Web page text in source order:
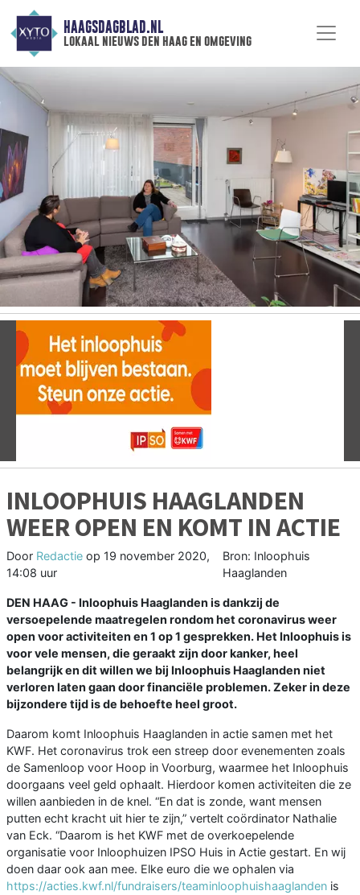
HAAGSDAGBLAD.NL
lokaal nieuws den haag en omgeving
Vorige
INLOOPHUIS HAAGLANDEN
WEER OPEN EN KOMT IN ACTIE
Door Redactie op 19 november 2020,
14:08 uur
Bron: Inloophuis
Haaglanden
DEN HAAG - Inloophuis Haaglanden is dankzij de
versoepelende maatregelen rondom het coronavirus weer
open voor activiteiten en 1 op 1 gesprekken. Het Inloophuis is
voor vele mensen, die geraakt zijn door kanker, heel
belangrijk en dit willen we bij Inloophuis Haaglanden niet
verloren laten gaan door financiële problemen. Zeker in deze
bijzondere tijd is de behoefte heel groot.
Daarom komt Inloophuis Haaglanden in actie samen met het
KWF. Het coronavirus trok een streep door evenementen zoals
de Samenloop voor Hoop in Voorburg, waarmee het Inloophuis
doorgaans veel geld ophaalt. Hierdoor komen activiteiten die ze
willen aanbieden in de knel. “En dat is zonde, want mensen
putten echt kracht uit hier te zijn,” vertelt coördinator Nathalie
van Eck. “Daarom is het KWF met de overkoepelende
organisatie voor Inloophuizen IPSO Huis in Actie gestart. En wij
doen daar ook aan mee. Elke euro die we ophalen via
https://acties.kwf.nl/fundraisers/teaminloophuishaaglanden is